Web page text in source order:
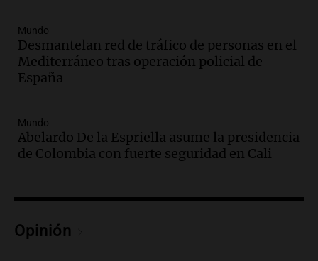
Audio.Femicidio de Agostina Vega en
Córdoba: detuvieron a otros dos
inquilinos por encubrimiento
Audio.
Aumento de precios en papa y
cebolla: hasta 300% en algunos casos,
advierte Cofrutos
cebolla alcanza hasta el 300% en el
Mundo
Desmantelan red de tráfico de personas en el
Mediterráneo tras operación policial de
España
Mundo
Abelardo De la Espriella asume la presidencia
de Colombia con fuerte seguridad en Cali
Opinión